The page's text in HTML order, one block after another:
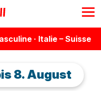
· Italie – Suisse
8. August